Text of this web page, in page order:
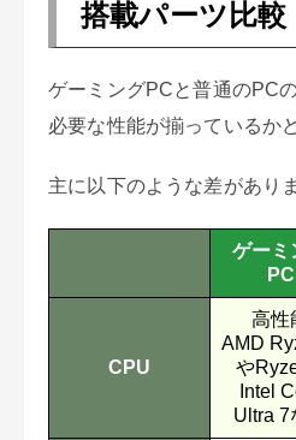
搭載パーツ比較
ゲーミングPCと普通のPC
必要な性能が揃っているか
主に以下のような差があり
ゲーミ
PC
CPU
高性
AMD
や
Intel
Ultra 7